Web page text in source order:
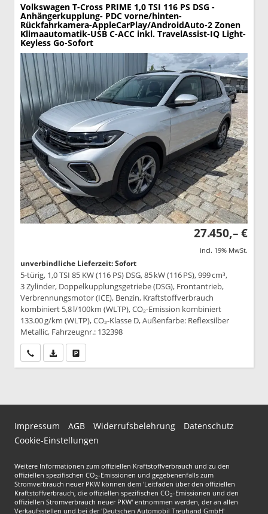
Volkswagen T-Cross PRIME 1,0 TSI 116 PS DSG -
Anhängerkupplung- PDC vorne/hinten-
Rückfahrkamera-AppleCarPlay/AndroidAuto-2 Zonen
Klimaautomatik-USB C-ACC inkl. TravelAssist-IQ Light-
Keyless Go-Sofort
27.450,– €
incl. 19% MwSt.
unverbindliche Lieferzeit: Sofort
5-türig, 1,0 TSI 85 KW (116 PS) DSG, 85 kW (116 PS), 999 cm³,
3 Zylinder, Doppelkupplungsgetriebe (DSG), Frontantrieb,
Verbrennungsmotor (ICE), Benzin, Kraftstoffverbrauch
kombiniert 5,8 l/100km (WLTP), CO₂-Emission kombiniert
133.00 g/km (WLTP), CO₂-Klasse D, Außenfarbe: Reflexsilber
Metallic, Fahrzeugnr.: 132398
Wir rufen Sie anPDF-Datei, Fahrzeugexposé drucken
Impressum AGB Widerrufsbelehrung
Datenschutz
Cookie-Einstellungen
Weitere Informationen zum offiziellen Kraftstoffverbrauch und zu den
offiziellen spezifischen CO2-Emissionen und gegebenenfalls zum
Stromverbrauch neuer PKW können dem 'Leitfaden über den offiziellen
Kraftstoffverbrauch, die offiziellen spezifischen CO2-Emissionen und den
offiziellen Stromverbrauch neuer PKW' entnommen werden, der an allen
Verkaufsstellen und bei der 'Deutschen Automobil Treuhand GmbH'